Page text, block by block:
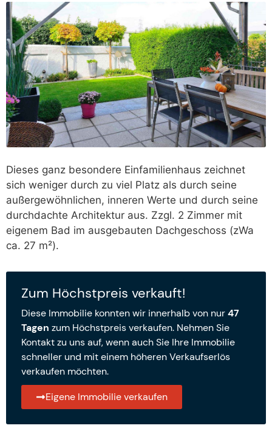
Dieses ganz besondere Einfamilienhaus zeichnet
sich weniger durch zu viel Platz als durch seine
außergewöhnlichen, inneren Werte und durch seine
durchdachte Architektur aus. Zzgl. 2 Zimmer mit
eigenem Bad im ausgebauten Dachgeschoss (zWa
ca. 27 m²).
Zum Höchstpreis verkauft!
Diese Immobilie konnten wir innerhalb von nur47
Tagen zum Höchstpreis verkaufen. Nehmen Sie
Kontakt zu uns auf, wenn auch Sie Ihre Immobilie
schneller und mit einem höheren Verkaufserlös
verkaufen möchten.
Eigene Immobilie verkaufen